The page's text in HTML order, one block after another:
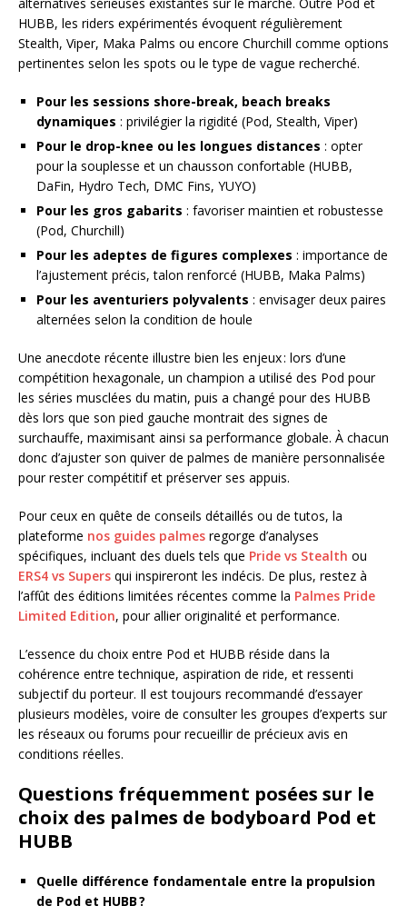
alternatives sérieuses existantes sur le marché. Outre Pod et
HUBB, les riders expérimentés évoquent régulièrement
Stealth, Viper, Maka Palms ou encore Churchill comme options
pertinentes selon les spots ou le type de vague recherché.
Pour les sessions shore-break, beach breaks
dynamiques : privilégier la rigidité (Pod, Stealth, Viper)
Pour le drop-knee ou les longues distances : opter
pour la souplesse et un chausson confortable (HUBB,
DaFin, Hydro Tech, DMC Fins, YUYO)
Pour les gros gabarits : favoriser maintien et robustesse
(Pod, Churchill)
Pour les adeptes de figures complexes : importance de
l’ajustement précis, talon renforcé (HUBB, Maka Palms)
Pour les aventuriers polyvalents : envisager deux paires
alternées selon la condition de houle
Une anecdote récente illustre bien les enjeux : lors d’une
compétition hexagonale, un champion a utilisé des Pod pour
les séries musclées du matin, puis a changé pour des HUBB
dès lors que son pied gauche montrait des signes de
surchauffe, maximisant ainsi sa performance globale. À chacun
donc d’ajuster son quiver de palmes de manière personnalisée
pour rester compétitif et préserver ses appuis.
Pour ceux en quête de conseils détaillés ou de tutos, la
plateforme nos guides palmes regorge d’analyses
spécifiques, incluant des duels tels que Pride vs Stealth ou
ERS4 vs Supers qui inspireront les indécis. De plus, restez à
l’affût des éditions limitées récentes comme la Palmes Pride
Limited Edition, pour allier originalité et performance.
L’essence du choix entre Pod et HUBB réside dans la
cohérence entre technique, aspiration de ride, et ressenti
subjectif du porteur. Il est toujours recommandé d’essayer
plusieurs modèles, voire de consulter les groupes d’experts sur
les réseaux ou forums pour recueillir de précieux avis en
conditions réelles.
Questions fréquemment posées sur le
choix des palmes de bodyboard Pod et
HUBB
Quelle différence fondamentale entre la propulsion
de Pod et HUBB ?